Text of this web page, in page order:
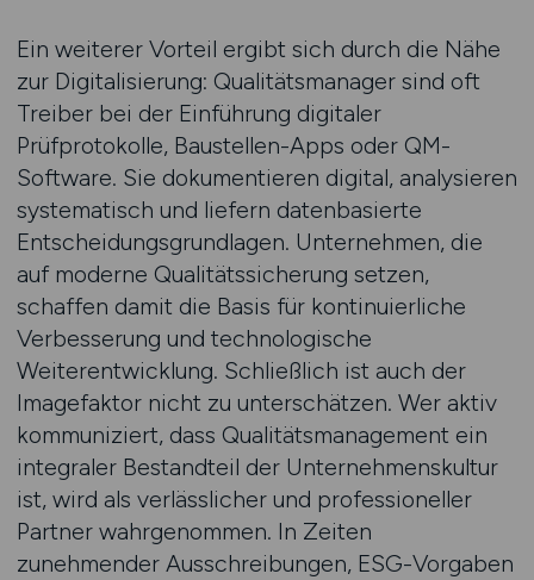
Ein weiterer Vorteil ergibt sich durch die Nähe
zur Digitalisierung: Qualitätsmanager sind oft
Treiber bei der Einführung digitaler
Prüfprotokolle, Baustellen-Apps oder QM-
Software. Sie dokumentieren digital, analysieren
systematisch und liefern datenbasierte
Entscheidungsgrundlagen. Unternehmen, die
auf moderne Qualitätssicherung setzen,
schaffen damit die Basis für kontinuierliche
Verbesserung und technologische
Weiterentwicklung. Schließlich ist auch der
Imagefaktor nicht zu unterschätzen. Wer aktiv
kommuniziert, dass Qualitätsmanagement ein
integraler Bestandteil der Unternehmenskultur
ist, wird als verlässlicher und professioneller
Partner wahrgenommen. In Zeiten
zunehmender Ausschreibungen, ESG-Vorgaben